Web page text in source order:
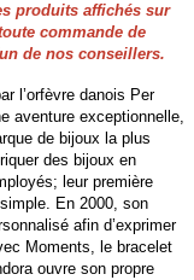
produits affichés sur
commande de
de nos conseillers.
l’orfèvre danois Per
aventure exceptionnelle,
de bijoux la plus
des bijoux en
leur première
En 2000, son
afin d’exprimer
Moments, le bracelet
ouvre son propre